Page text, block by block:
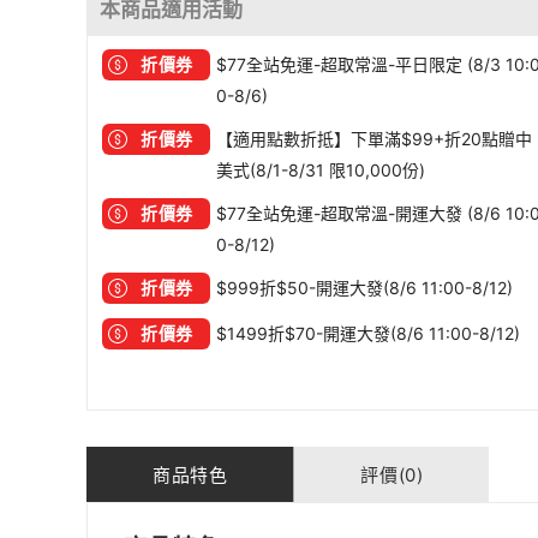
本商品適用活動
折價券
$77全站免運-超取常溫-平日限定 (8/3
0-8/6)
折價券
【適用點數折抵】下單滿$99+折20點贈中
美式(8/1-8/31 限10,000份)
折價券
$77全站免運-超取常溫-開運大發 (8/6
0-8/12)
折價券 $999折$50-開運大發(8/6 11:00-8/12)
折價券 $1499折$70-開運大發(8/6 11:00-8/12)
商品特色 評價(0)